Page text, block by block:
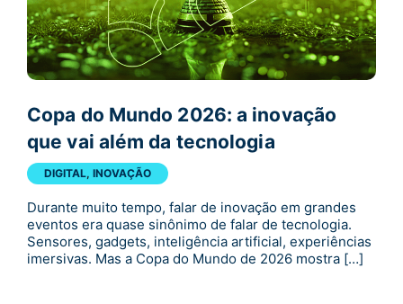
Copa do Mundo 2026: a inovação
que vai além da tecnologia
DIGITAL, INOVAÇÃO
Durante muito tempo, falar de inovação em grandes
eventos era quase sinônimo de falar de tecnologia.
Sensores, gadgets, inteligência artificial, experiências
imersivas. Mas a Copa do Mundo de 2026 mostra […]